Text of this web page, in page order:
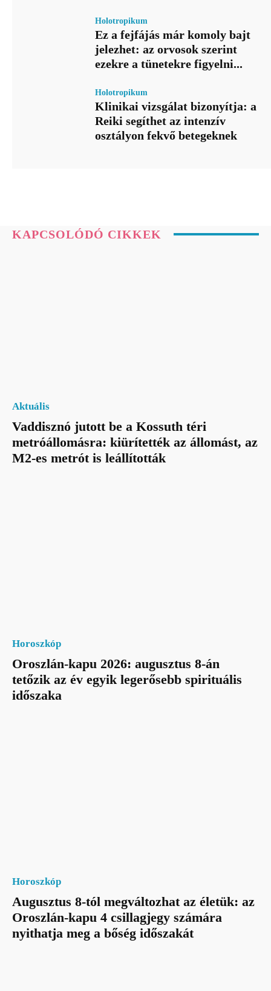
Holotropikum
Ez a fejfájás már komoly bajt
jelezhet: az orvosok szerint
ezekre a tünetekre figyelni...
Holotropikum
Klinikai vizsgálat bizonyítja: a
Reiki segíthet az intenzív
osztályon fekvő betegeknek
KAPCSOLÓDÓ CIKKEK
Aktuális
Vaddisznó jutott be a Kossuth téri
metróállomásra: kiürítették az állomást, az
M2-es metrót is leállították
Horoszkóp
Oroszlán-kapu 2026: augusztus 8-án
tetőzik az év egyik legerősebb spirituális
időszaka
Horoszkóp
Augusztus 8-tól megváltozhat az életük: az
Oroszlán-kapu 4 csillagjegy számára
nyithatja meg a bőség időszakát